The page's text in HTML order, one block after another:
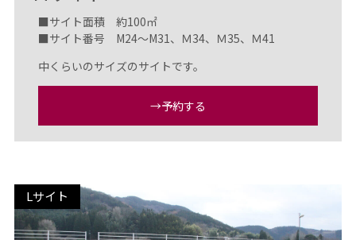
■サイト面積 約100㎡
■サイト番号 M24～M31、Ｍ34、Ｍ35、Ｍ41
中くらいのサイズのサイトです。
→予約する
Lサイト